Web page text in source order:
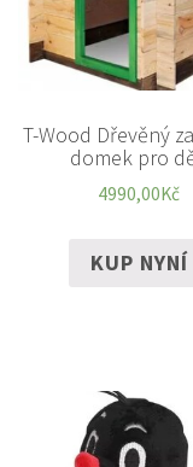
T-Wood Dřevěný
domek pro
4990,00Kč
KUP NYNÍ